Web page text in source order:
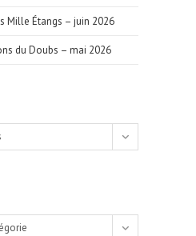
Mille Étangs – juin 2026
du Doubs – mai 2026